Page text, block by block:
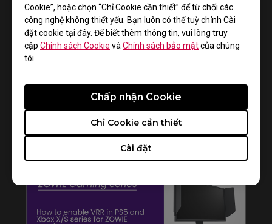
Cookie”, hoặc chọn “Chỉ Cookie cần thiết” để từ chối các
công nghệ không thiết yếu. Bạn luôn có thể tuỳ chỉnh Cài
đặt cookie tại đây. Để biết thêm thông tin, vui lòng truy
cập Chính sách Cookie và Chính sách bảo mậtcủa chúng
tôi.
Cài đặt
Chỉ Cookie cần thiết
Chấp nhận Cookie
How to get CSGO 4:3 resolution with black
bars or stretched on XL monitors